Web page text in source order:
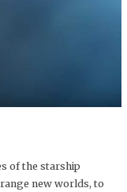
of the starship
new worlds, to